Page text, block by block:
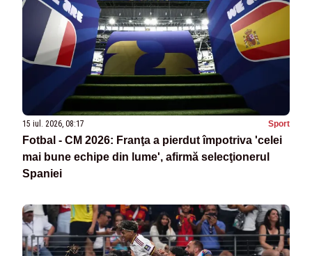
15 iul. 2026, 08:17 Sport
Fotbal - CM 2026: Franţa a pierdut împotriva 'celei
mai bune echipe din lume', afirmă selecţionerul
Spaniei